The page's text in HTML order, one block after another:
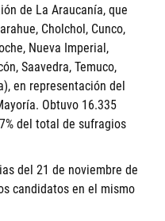
de La Araucanía, que
Cholchol, Cunco,
Nueva Imperial,
Saavedra, Temuco,
en representación del
Obtuvo 16.335
del total de sufragios
del 21 de noviembre de
candidatos en el mismo